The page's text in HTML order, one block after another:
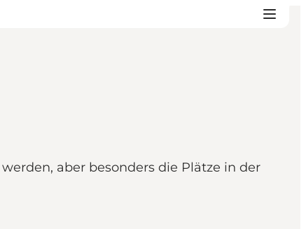
aber besonders die Plätze in der